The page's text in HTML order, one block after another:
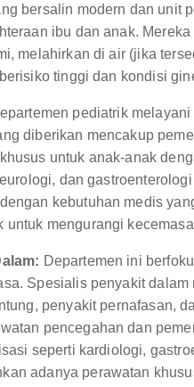
bersalin modern dan unit
ibu dan anak.
melahirkan di air (jika
tinggi dan kondisi
pediatrik
diberikan mencakup
untuk anak-anak
dan
kebutuhan medis
untuk mengurangi
Departemen ini
Spesialis penyakit
penyakit pernafasan,
pencegahan dan
seperti kardiologi,
adanya perawatan